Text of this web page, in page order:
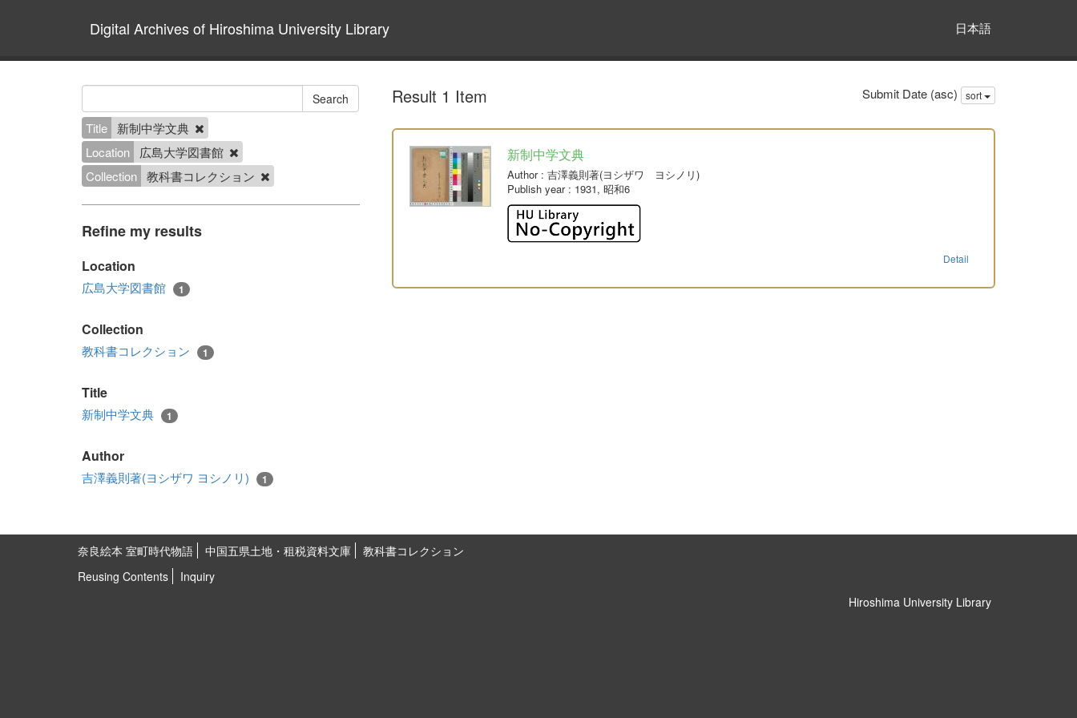
Digital Archives of Hiroshima University Library 日本語
Title
新制中学文典
Location
広島大学図書館
Collection 教科書コレクション
Refine my results
Location
広島大学図書館 1
Collection
教科書コレクション 1
Title
新制中学文典 1
Author
吉澤義則著(ヨシザワ ヨシノリ) 1
Result 1 Item Submit Date (asc) sort
新制中学文典
Author: 吉澤義則著(ヨシザワ ヨシノリ)
Publish year: 1931, 昭和6
Detail
奈良絵本 室町時代物語 中国五県土地・租税資料文庫
教科書コレクション
Reusing Contents
Inquiry
Hiroshima University Library